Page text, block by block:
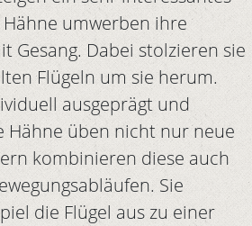
umwerben ihre
Gesang. Dabei stolzieren sie
Flügeln um sie herum.
ausgeprägt und
Hähne üben nicht nur neue
kombinieren diese auch
Sie
die Flügel aus zu einer